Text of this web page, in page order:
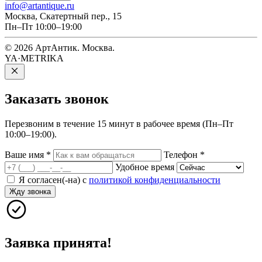
info@artantique.ru
Москва, Скатертный пер., 15
Пн–Пт 10:00–19:00
© 2026 АртАнтик. Москва.
YA·METRIKA
Заказать звонок
Перезвоним в течение 15 минут в рабочее время (Пн–Пт
10:00–19:00).
Ваше имя * Телефон *
Удобное время
Я согласен(-на) с политикой конфиденциальности
Жду звонка
Заявка принята!